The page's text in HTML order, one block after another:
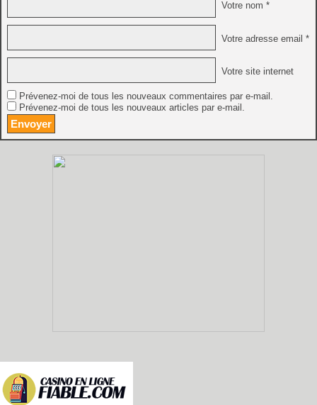
Votre nom *
Votre adresse email *
Votre site internet
Prévenez-moi de tous les nouveaux commentaires par e-mail.
Prévenez-moi de tous les nouveaux articles par e-mail.